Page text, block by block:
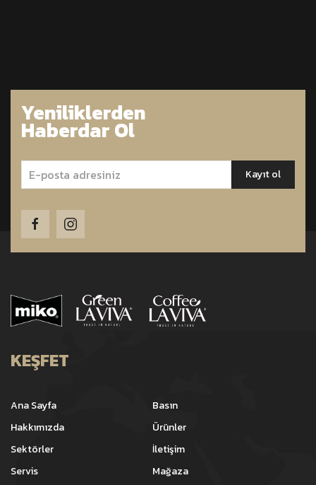
Yeniliklerden
Haberdar Ol
KEŞFET
Ana Sayfa
Hakkımızda
Sektörler
Servis
Basın
Ürünler
İletişim
Mağaza